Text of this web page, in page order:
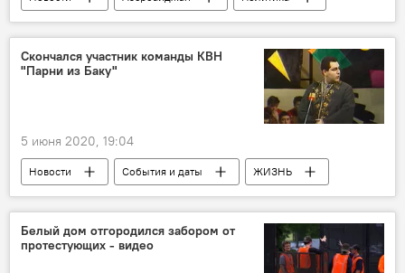
Милли Меджлис
Скончался участник команды КВН
"Парни из Баку"
5 июня 2020, 19:04
Новости События и даты
ЖИЗНЬ
Азербайджан
Белый дом отгородился забором от
протестующих - видео